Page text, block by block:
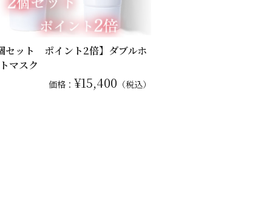
セット ポイント2倍】ダブルホ
マスク
価格： ¥15,400 （税込）